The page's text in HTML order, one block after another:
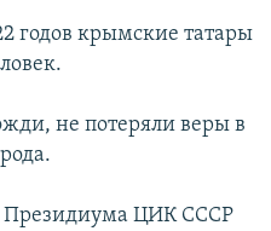
годов крымские татары
не потеряли веры в
Президиума ЦИК СССР